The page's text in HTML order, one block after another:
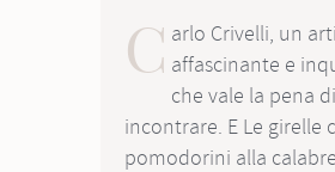
C arlo Crivelli, un
affascinante e
che vale la pena di
incontrare. E Le girelle
pomodorini alla